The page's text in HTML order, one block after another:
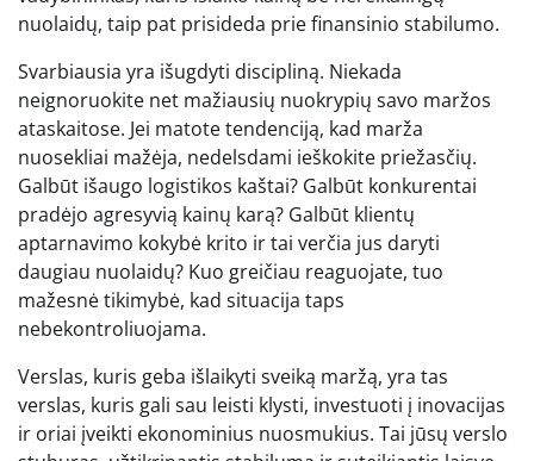
nuolaidų, taip pat prisideda prie finansinio stabilumo.
Svarbiausia yra išugdyti discipliną. Niekada
neignoruokite net mažiausių nuokrypių savo maržos
ataskaitose. Jei matote tendenciją, kad marža
nuosekliai mažėja, nedelsdami ieškokite priežasčių.
Galbūt išaugo logistikos kaštai? Galbūt konkurentai
pradėjo agresyvią kainų karą? Galbūt klientų
aptarnavimo kokybė krito ir tai verčia jus daryti
daugiau nuolaidų? Kuo greičiau reaguojate, tuo
mažesnė tikimybė, kad situacija taps
nebekontroliuojama.
Verslas, kuris geba išlaikyti sveiką maržą, yra tas
verslas, kuris gali sau leisti klysti, investuoti į inovacijas
ir oriai įveikti ekonominius nuosmukius. Tai jūsų verslo